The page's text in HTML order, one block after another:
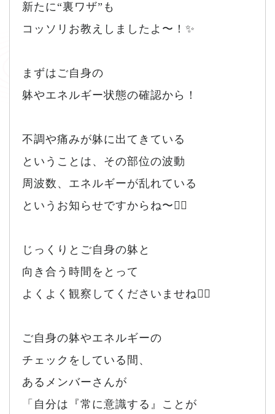
新たに“裏ワザ”も
コッソリお教えしましたよ〜！✨
まずはご自身の
躰やエネルギー状態の確認から！
不調や痛みが躰に出てきている
ということは、その部位の波動
周波数、エネルギーが乱れている
というお知らせですからね〜🙂‍↕️
じっくりとご自身の躰と
向き合う時間をとって
よくよく観察してくださいませね💁‍♀️
ご自身の躰やエネルギーの
チェックをしている間、
あるメンバーさんが
「自分は『常に意識する』ことが